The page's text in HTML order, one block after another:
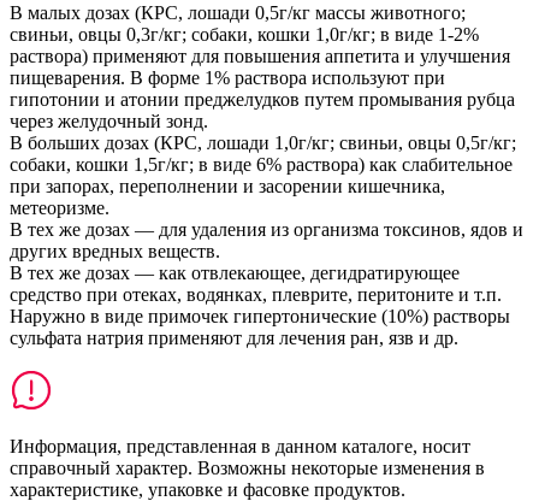
В малых дозах (КРС, лошади 0,5г/кг массы животного;
свиньи, овцы 0,3г/кг; собаки, кошки 1,0г/кг; в виде 1-2%
раствора) применяют для повышения аппетита и улучшения
пищеварения. В форме 1% раствора используют при
гипотонии и атонии преджелудков путем промывания рубца
через желудочный зонд.
В больших дозах (КРС, лошади 1,0г/кг; свиньи, овцы 0,5г/кг;
собаки, кошки 1,5г/кг; в виде 6% раствора) как слабительное
при запорах, переполнении и засорении кишечника,
метеоризме.
В тех же дозах — для удаления из организма токсинов, ядов и
других вредных веществ.
В тех же дозах — как отвлекающее, дегидратирующее
средство при отеках, водянках, плеврите, перитоните и т.п.
Наружно в виде примочек гипертонические (10%) растворы
сульфата натрия применяют для лечения ран, язв и др.
Информация, представленная в данном каталоге, носит
справочный характер. Возможны некоторые изменения в
характеристике, упаковке и фасовке продуктов.